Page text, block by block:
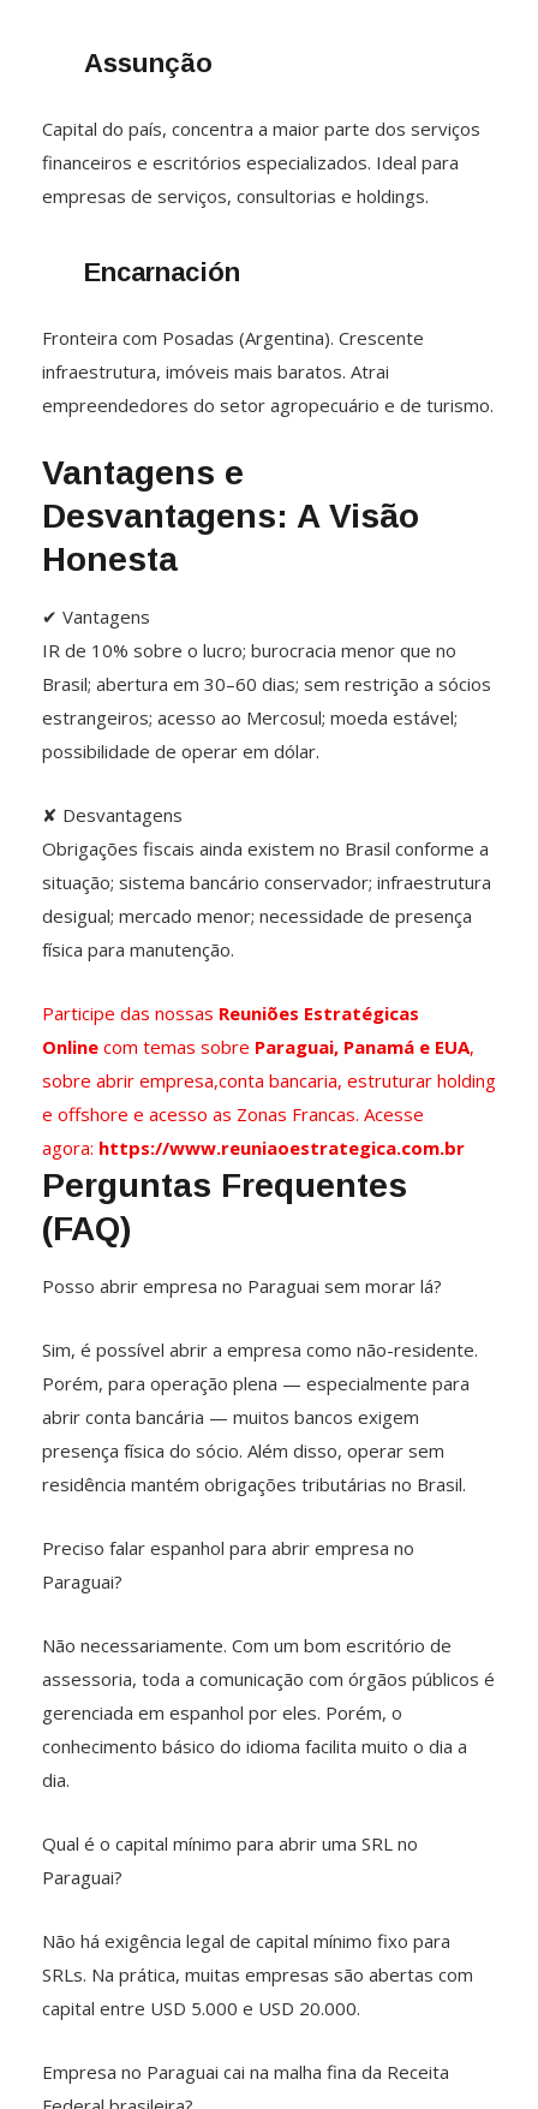
Assunção
Capital do país, concentra a maior parte dos serviços
financeiros e escritórios especializados. Ideal para
empresas de serviços, consultorias e holdings.
Encarnación
Fronteira com Posadas (Argentina). Crescente
infraestrutura, imóveis mais baratos. Atrai
empreendedores do setor agropecuário e de turismo.
Vantagens e
Desvantagens: A Visão
Honesta
✔ Vantagens
IR de 10% sobre o lucro; burocracia menor que no
Brasil; abertura em 30–60 dias; sem restrição a sócios
estrangeiros; acesso ao Mercosul; moeda estável;
possibilidade de operar em dólar.
✘ Desvantagens
Obrigações fiscais ainda existem no Brasil conforme a
situação; sistema bancário conservador; infraestrutura
desigual; mercado menor; necessidade de presença
física para manutenção.
Participe das nossas Reuniões Estratégicas
Online com temas sobre Paraguai, Panamá e EUA,
sobre abrir empresa,conta bancaria, estruturar holding
e offshore e acesso as Zonas Francas. Acesse
agora: https://www.reuniaoestrategica.com.br
Perguntas Frequentes
(FAQ)
Posso abrir empresa no Paraguai sem morar lá?
Sim, é possível abrir a empresa como não-residente.
Porém, para operação plena — especialmente para
abrir conta bancária — muitos bancos exigem
presença física do sócio. Além disso, operar sem
residência mantém obrigações tributárias no Brasil.
Preciso falar espanhol para abrir empresa no
Paraguai?
Não necessariamente. Com um bom escritório de
assessoria, toda a comunicação com órgãos públicos é
gerenciada em espanhol por eles. Porém, o
conhecimento básico do idioma facilita muito o dia a
dia.
Qual é o capital mínimo para abrir uma SRL no
Paraguai?
Não há exigência legal de capital mínimo fixo para
SRLs. Na prática, muitas empresas são abertas com
capital entre USD 5.000 e USD 20.000.
Empresa no Paraguai cai na malha fina da Receita